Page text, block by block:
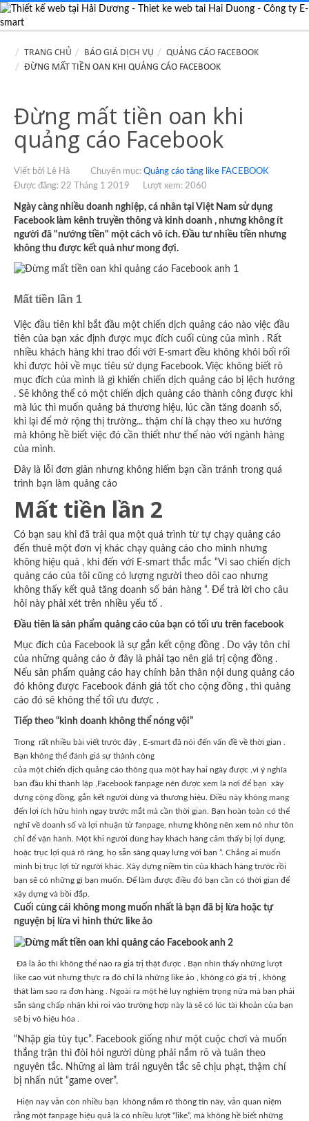
TRANG CHỦ BÁO GIÁ DỊCH VỤ
QUẢNG CÁO FACEBOOK
ĐỪNG MẤT TIỀN OAN KHI QUẢNG CÁO FACEBOOK
Đừng mất tiền oan khi
quảng cáo Facebook
Viết bởi Lê Hà Chuyên mục: Quảng cáo tăng like FACEBOOK
Được đăng: 22 Tháng 1 2019
Lượt xem: 2060
Ngày càng nhiều doanh nghiệp, cá nhân tại Việt Nam sử dụng
Facebook làm kênh truyền thông và kinh doanh , nhưng không ít
người đã "nướng tiền" một cách vô ích. Đầu tư nhiều tiền nhưng
không thu được kết quả như mong đợi.
Mất tiền lần 1
Việc đầu tiên khi bắt đầu một chiến dịch quảng cáo nào việc đầu
tiên của bạn xác định được mục đích cuối cùng của mình . Rất
nhiều khách hàng khi trao đổi với E-smart đều không khỏi bối rối
khi được hỏi về mục tiêu sử dụng Facebook. Việc không biết rõ
mục đích của mình là gì khiến chiến dịch quảng cáo bị lệch hướng
. Sẽ không thể có một chiến dịch quảng cáo thành công được khi
mà lúc thì muốn quảng bá thương hiệu, lúc cần tăng doanh số,
khi lại để mở rộng thị trường... thậm chí là chạy theo xu hướng
mà không hề biết việc đó cần thiết như thế nào với ngành hàng
của mình.
Đây là lỗi đơn giản nhưng không hiếm bạn cần tránh trong quá
trình bạn làm quảng cáo
Mất tiền lần 2
Có bạn sau khi đã trải qua một quá trình từ tự chạy quảng cáo
đến thuê một đơn vị khác chạy quảng cáo cho mình nhưng
không hiệu quả , khi đến với E-smart thắc mắc “Vì sao chiến dịch
quảng cáo của tôi cũng có lượng người theo dõi cao nhưng
không thấy kết quả tăng doanh số bán hàng “. Để trả lời cho câu
hỏi này phải xét trên nhiều yếu tố .
Đầu tiên là sản phẩm quảng cáo của bạn có tối ưu trên facebook
Mục đích của Facebook là sự gắn kết cộng đồng . Do vậy tôn chỉ
của những quảng cáo ở đây là phải tạo nên giá trị cộng đồng .
Nếu sản phẩm quảng cáo hay chính bản thân nội dung quảng cáo
đó không được Facebook đánh giá tốt cho cộng đồng , thì quảng
cáo đó sẽ không thể tối ưu được .
Tiếp theo “kinh doanh không thể nóng vội”
Trong rất nhiều bài viết trước đây , E-smart đã nói đến vấn đề về thời gian .
Bạn không thể đánh giá sự thành công
của một chiến dịch quảng cáo thông qua một hay hai ngày được ,vì ý nghĩa
ban đầu khi thành lập ,Facebook fanpage nên được xem là nơi để bạn xây
dựng cộng đồng, gắn kết người dùng và thương hiệu. Điều này không mang
đến lợi ích hữu hình ngay trước mắt mà cần thời gian. Bạn hoàn toàn có thể
nghĩ về doanh số và lợi nhuận từ fanpage, nhưng không nên xem nó như tôn
chỉ để vận hành. Một khi người dùng hay khách hàng cảm thấy bị lợi dụng,
hoặc trục lợi quá rõ ràng, họ sẵn sàng quay lưng với bạn ”. Chẳng ai muốn
mình bị trục lợi từ người khác. Xây dựng niềm tin của khách hàng trước rồi
bạn sẽ có những gì bạn muốn. Để làm được điều đó bạn cần có thời gian để
xậy dựng và bồi đắp.
Cuối cùng cái không mong muốn nhất là bạn đã bị lừa hoặc tự
nguyện bị lừa vì hình thức like ảo
Đã là ảo thì không thể nào ra giá trị thật được . Bạn nhìn thấy những lượt
like cao vút nhưng thực ra đó chỉ là những like ảo , không có giá trị , không
thật làm sao ra đơn hàng . Ngoài ra một hệ lụy nghiệm trọng nữa mà bạn phải
sẵn sàng chấp nhận khi roi vào trường hợp này là sẽ có lúc tài khoản của bạn
sẽ bị vô hiệu hóa .
“Nhập gia tùy tục”. Facebook giống như một cuộc chơi và muốn
thắng trận thì đòi hỏi người dùng phải nắm rõ và tuân theo
nguyên tắc. Những ai làm trái nguyên tắc sẽ chịu phạt, thậm chí
bị nhấn nút “game over”.
Hiện nay vẫn còn nhiều bạn không nắm rõ thông tin này, vẫn quan niệm
rằng một fanpage hiệu quả là có nhiều lượt “like”, mà không hề biết những